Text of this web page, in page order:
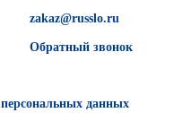
zakaz@russlo.ru
Обратный звонок
данных